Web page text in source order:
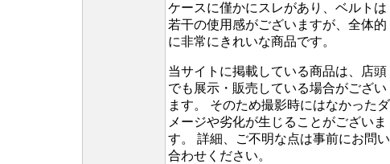
ケースに僅かにスレがあり、ベルトは
若干の使用感がございますが、全体的
に非常にきれいな商品です。
当サイトに掲載している商品は、店頭
でも展示・販売している場合がござい
ます。 そのため撮影時にはなかったダ
メージや劣化が生じることがございま
す。 詳細、ご不明な点は事前にお問い
合わせください。